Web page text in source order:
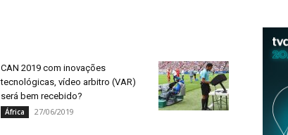
CAN 2019 com inovações
tecnológicas, vídeo arbitro (VAR)
será bem recebido?
África 27/06/2019